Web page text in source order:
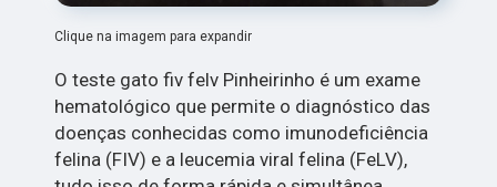
Clique na imagem para expandir
O teste gato fiv felv Pinheirinho é um exame
hematológico que permite o diagnóstico das
doenças conhecidas como imunodeficiência
felina (FIV) e a leucemia viral felina (FeLV),